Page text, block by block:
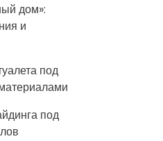
дом»:
и
под
под